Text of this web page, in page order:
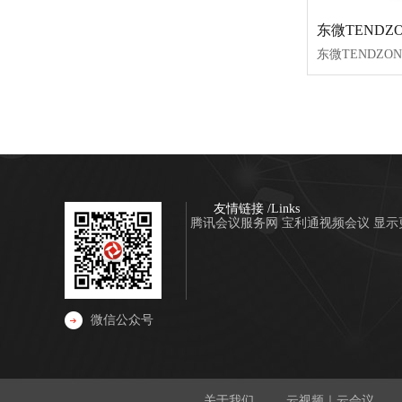
微信公众号
友情链接 /Links
腾讯会议服务网 宝利通视频会议 显示